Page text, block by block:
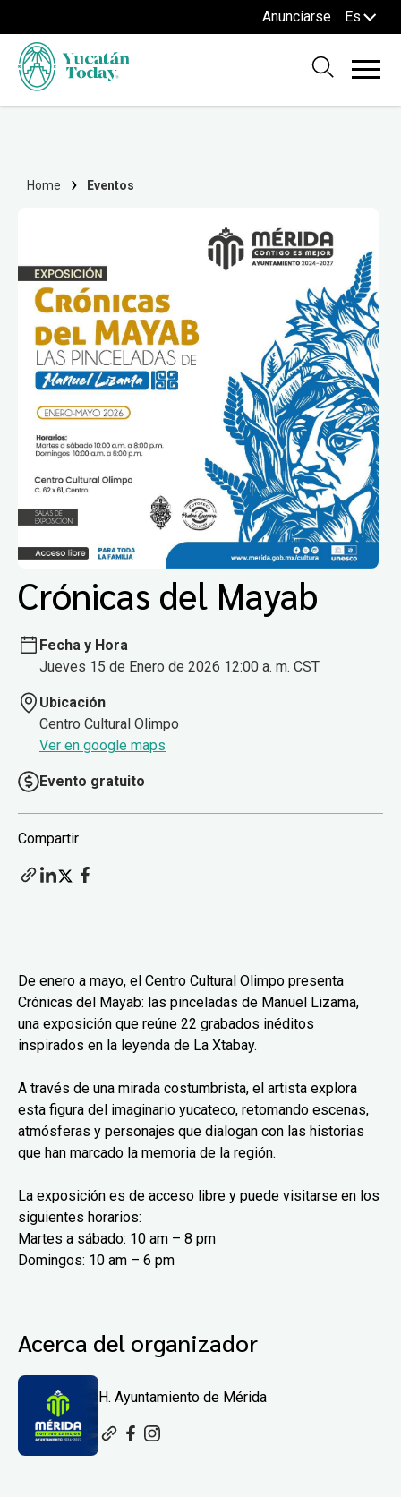
Anunciarse Es
Home Eventos
Crónicas del Mayab
Fecha y Hora
Jueves 15 de Enero de 2026 12:00 a. m. CST
Ubicación
Centro Cultural Olimpo
Ver en google maps
Evento gratuito
Compartir
De enero a mayo, el Centro Cultural Olimpo presenta
Crónicas del Mayab: las pinceladas de Manuel Lizama,
una exposición que reúne 22 grabados inéditos
inspirados en la leyenda de La Xtabay.
A través de una mirada costumbrista, el artista explora
esta figura del imaginario yucateco, retomando escenas,
atmósferas y personajes que dialogan con las historias
que han marcado la memoria de la región.
La exposición es de acceso libre y puede visitarse en los
siguientes horarios:
Martes a sábado: 10 am – 8 pm
Domingos: 10 am – 6 pm
Acerca del organizador
H. Ayuntamiento de Mérida